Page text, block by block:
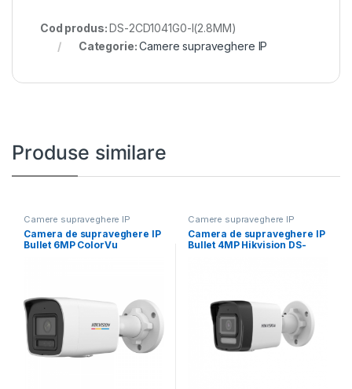
Cod produs:DS-2CD1041G0-I(2.8MM)
Categorie:Camere supraveghere IP
Produse similare
Camere supraveghere IP
Camera de supraveghere IP
Bullet 6MP ColorVu
Camere supraveghere IP
Camera de supraveghere IP
Bullet 4MP Hikvision DS-